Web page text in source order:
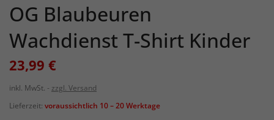
OG Blaubeuren
Wachdienst T-Shirt Kinder
23,99 €
inkl. MwSt.
zzgl. Versand
Lieferzeit: voraussichtlich 10 – 20 Werktage